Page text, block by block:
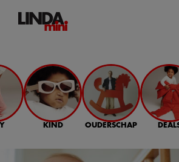
KIND OUDERSCHAP